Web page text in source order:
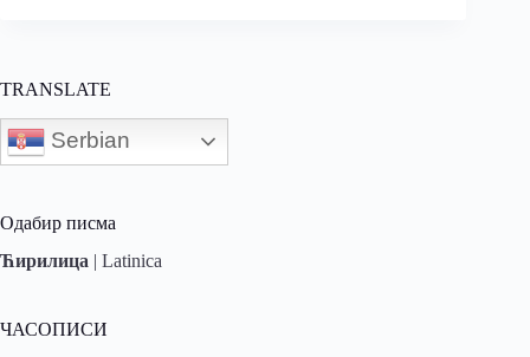
TRANSLATE
Serbian
Одабир писма
Ћирилица | Latinica
ЧАСОПИСИ